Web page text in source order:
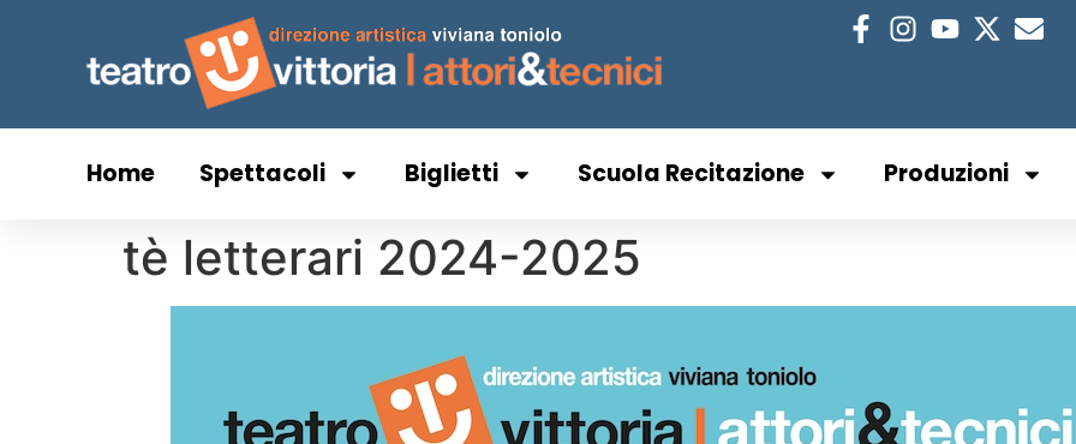
Home Spettacoli Biglietti Scuola Recitazione Produzioni
tè letterari 2024-2025